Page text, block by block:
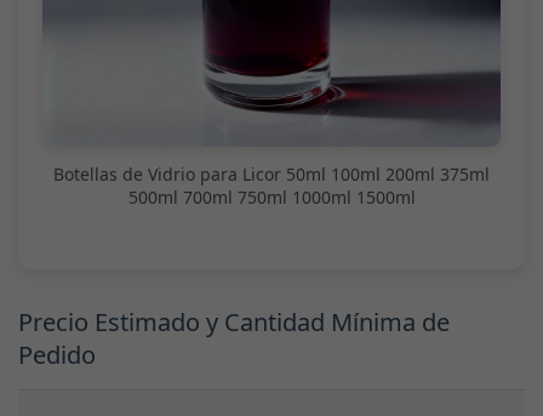
Botellas de Vidrio para Licor 50ml 100ml 200ml 375ml
500ml 700ml 750ml 1000ml 1500ml
Precio Estimado y Cantidad Mínima de
Pedido